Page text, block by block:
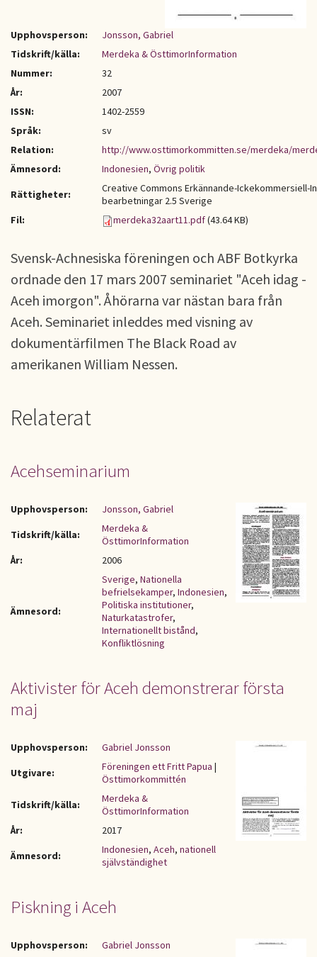
Upphovsperson:
Jonsson, Gabriel
Tidskrift/källa:
Merdeka & ÖsttimorInformation
Nummer:
32
År:
2007
ISSN:
1402-2559
Språk:
sv
Relation:
http://www.osttimorkommitten.se/merdeka/
Ämnesord:
Indonesien, Övrig politik
Rättigheter:
Creative Commons Erkännande-Ickekommersiell-
bearbetningar 2.5 Sverige
Fil:
merdeka32aart11.pdf(43.64 KB)
Svensk-Achnesiska föreningen och ABF Botkyrka
ordnade den 17 mars 2007 seminariet "Aceh idag -
Aceh imorgon". Åhörarna var nästan bara från
Aceh. Seminariet inleddes med visning av
dokumentärfilmen The Black Road av
amerikanen William Nessen.
Relaterat
Acehseminarium
Upphovsperson:
Jonsson, Gabriel
Tidskrift/källa:
Merdeka &
ÖsttimorInformation
År:
2006
Ämnesord:
Sverige, Nationella
befrielsekamper, Indonesien,
Politiska institutioner,
Naturkatastrofer,
Internationellt bistånd,
Konfliktlösning
Aktivister för Aceh demonstrerar första
maj
Upphovsperson:
Gabriel Jonsson
Utgivare:
Föreningen ett Fritt Papua |
Östtimorkommittén
Tidskrift/källa:
Merdeka &
ÖsttimorInformation
År:
2017
Ämnesord:
Indonesien, Aceh, nationell
självständighet
Piskning i Aceh
Upphovsperson:
Gabriel Jonsson